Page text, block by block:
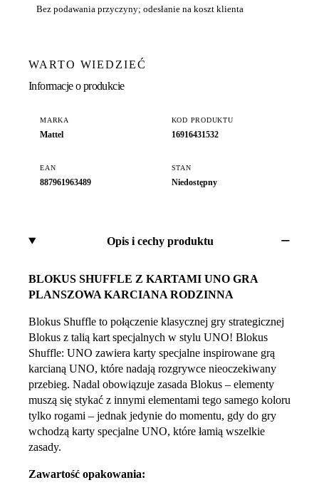
Bez podawania przyczyny; odesłanie na koszt klienta
WARTO WIEDZIEĆ
Informacje o produkcie
MARKA
Mattel
KOD PRODUKTU
16916431532
EAN
887961963489
STAN
Niedostępny
Opis i cechy produktu
BLOKUS SHUFFLE Z KARTAMI UNO GRA
PLANSZOWA KARCIANA RODZINNA
Blokus Shuffle to połączenie klasycznej gry strategicznej
Blokus z talią kart specjalnych w stylu UNO! Blokus
Shuffle: UNO zawiera karty specjalne inspirowane grą
karcianą UNO, które nadają rozgrywce nieoczekiwany
przebieg. Nadal obowiązuje zasada Blokus – elementy
muszą się stykać z innymi elementami tego samego koloru
tylko rogami – jednak jedynie do momentu, gdy do gry
wchodzą karty specjalne UNO, które łamią wszelkie
zasady.
Zawartość opakowania: